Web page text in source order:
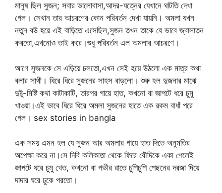
মানুষ ছিল সুজন; সবার ভালোবাসা,আদর-যত্নের যেখানে ঘাটতি দেখা
গেল। সেখান তার আচরণের কোন পরিবর্তন দেখা যায়নি। অমলা যখন
নতুন বউ হয়ে এই বাড়িতে এসেছিল,সুজন তখন তাকে যে ভাবে জ্বালাতন
করতো,এখনোও তাই করে।শুধু পরিবর্তন এল অমলার আচরণে।
আগে সুজনকে সে এড়িয়ে চলতো,এখন সেই হয়ে উঠলো এক মাত্র কথা
বলার সাথী। ধিরে ধিরে সুজনের সাহস বাড়লো। শুরু হল দুজনার মাঝে
দুষ্টু-মিষ্টি কথা কাটাকাটি, তারপর গায়ে হাত, কখনো বা জাপটে ধরে চুমু
খাওয়া।এই ভাবে ধিরে ধিরে অমলা সুজনের হাতে এক রকম বাধাঁ পরে
গেল। sex stories in bangla
এক সময় এমন হল যে সুজন আর অমলার গায়ে হাত দিতে অনুমতির
অপেক্ষা করে না।সে দিবি কলিকাতা থেকে ফিরে বৌদিকে একা পেলেই
জাপটে ধরে চুমু খেত, কখনো বা গভীর রাতে চুপিচুপি পেছনের দরজা দিয়ে
দাদার ঘরে ঢুকে পরতো।